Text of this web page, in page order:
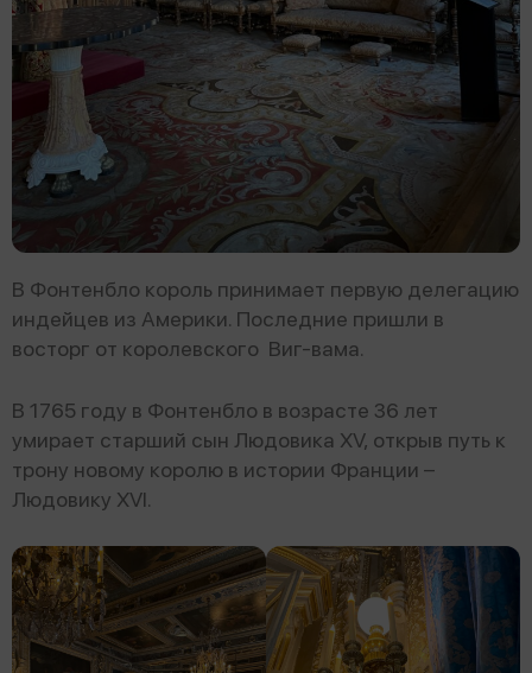
В Фонтенбло король принимает первую делегацию
индейцев из Америки. Последние пришли в
восторг от королевского Виг-вама.
В 1765 году в Фонтенбло в возрасте 36 лет
умирает старший сын Людовика XV, открыв путь к
трону новому королю в истории Франции –
Людовику XVI.